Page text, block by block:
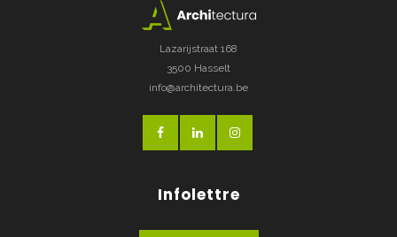
Lazarijstraat 168
3500 Hasselt
info@architectura.be
Infolettre